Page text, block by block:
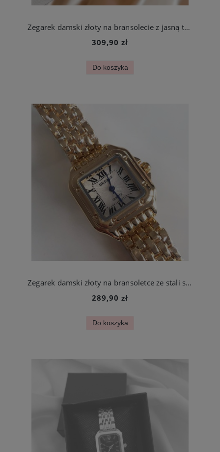
Zegarek damski złoty na bransolecie z jasną tarczą ze stali chirurgicznej
309,90 zł
Do koszyka
Zegarek damski złoty na bransoletce ze stali szlachetnej
289,90 zł
Do koszyka